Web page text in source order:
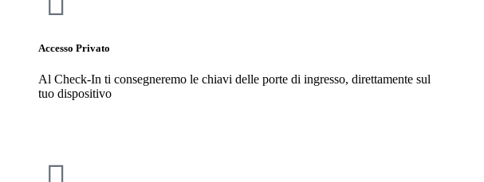
Accesso Privato
Al Check-In ti consegneremo le chiavi delle porte di ingresso, direttamente sul
tuo dispositivo